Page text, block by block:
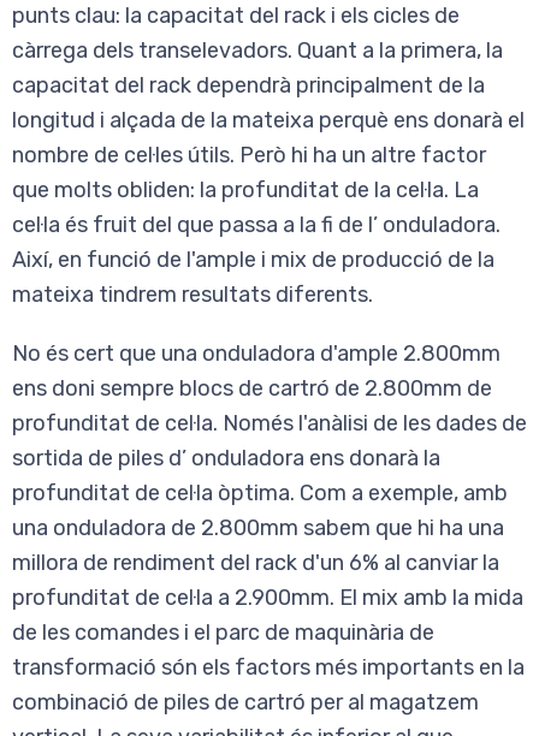
punts clau: la capacitat del rack i els cicles de
càrrega dels transelevadors. Quant a la primera, la
capacitat del rack dependrà principalment de la
longitud i alçada de la mateixa perquè ens donarà el
nombre de cel·les útils. Però hi ha un altre factor
que molts obliden: la profunditat de la cel·la. La
cel·la és fruit del que passa a la fi de l’ onduladora.
Així, en funció de l'ample i mix de producció de la
mateixa tindrem resultats diferents.
No és cert que una onduladora d'ample 2.800mm
ens doni sempre blocs de cartró de 2.800mm de
profunditat de cel·la. Només l'anàlisi de les dades de
sortida de piles d’ onduladora ens donarà la
profunditat de cel·la òptima. Com a exemple, amb
una onduladora de 2.800mm sabem que hi ha una
millora de rendiment del rack d'un 6% al canviar la
profunditat de cel·la a 2.900mm. El mix amb la mida
de les comandes i el parc de maquinària de
transformació són els factors més importants en la
combinació de piles de cartró per al magatzem